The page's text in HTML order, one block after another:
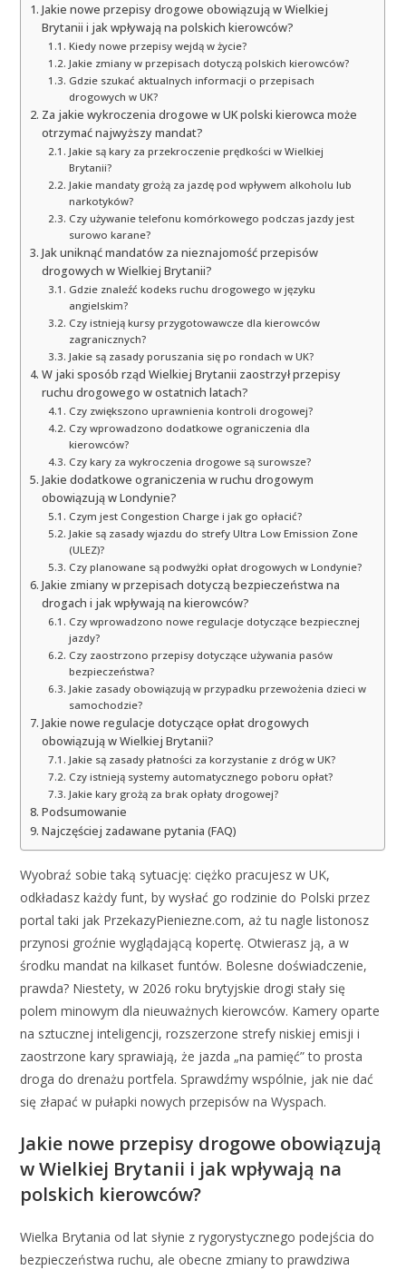
Jakie nowe przepisy drogowe obowiązują w Wielkiej
Brytanii i jak wpływają na polskich kierowców?
Kiedy nowe przepisy wejdą w życie?
Jakie zmiany w przepisach dotyczą polskich kierowców?
Gdzie szukać aktualnych informacji o przepisach
drogowych w UK?
Za jakie wykroczenia drogowe w UK polski kierowca może
otrzymać najwyższy mandat?
Jakie są kary za przekroczenie prędkości w Wielkiej
Brytanii?
Jakie mandaty grożą za jazdę pod wpływem alkoholu lub
narkotyków?
Czy używanie telefonu komórkowego podczas jazdy jest
surowo karane?
Jak uniknąć mandatów za nieznajomość przepisów
drogowych w Wielkiej Brytanii?
Gdzie znaleźć kodeks ruchu drogowego w języku
angielskim?
Czy istnieją kursy przygotowawcze dla kierowców
zagranicznych?
Jakie są zasady poruszania się po rondach w UK?
W jaki sposób rząd Wielkiej Brytanii zaostrzył przepisy
ruchu drogowego w ostatnich latach?
Czy zwiększono uprawnienia kontroli drogowej?
Czy wprowadzono dodatkowe ograniczenia dla
kierowców?
Czy kary za wykroczenia drogowe są surowsze?
Jakie dodatkowe ograniczenia w ruchu drogowym
obowiązują w Londynie?
Czym jest Congestion Charge i jak go opłacić?
Jakie są zasady wjazdu do strefy Ultra Low Emission Zone
(ULEZ)?
Czy planowane są podwyżki opłat drogowych w Londynie?
Jakie zmiany w przepisach dotyczą bezpieczeństwa na
drogach i jak wpływają na kierowców?
Czy wprowadzono nowe regulacje dotyczące bezpiecznej
jazdy?
Czy zaostrzono przepisy dotyczące używania pasów
bezpieczeństwa?
Jakie zasady obowiązują w przypadku przewożenia dzieci w
samochodzie?
Jakie nowe regulacje dotyczące opłat drogowych
obowiązują w Wielkiej Brytanii?
Jakie są zasady płatności za korzystanie z dróg w UK?
Czy istnieją systemy automatycznego poboru opłat?
Jakie kary grożą za brak opłaty drogowej?
Podsumowanie
Najczęściej zadawane pytania (FAQ)
Wyobraź sobie taką sytuację: ciężko pracujesz w UK,
odkładasz każdy funt, by wysłać go rodzinie do Polski przez
portal taki jak PrzekazyPieniezne.com, aż tu nagle listonosz
przynosi groźnie wyglądającą kopertę. Otwierasz ją, a w
środku mandat na kilkaset funtów. Bolesne doświadczenie,
prawda? Niestety, w 2026 roku brytyjskie drogi stały się
polem minowym dla nieuważnych kierowców. Kamery oparte
na sztucznej inteligencji, rozszerzone strefy niskiej emisji i
zaostrzone kary sprawiają, że jazda „na pamięć” to prosta
droga do drenażu portfela. Sprawdźmy wspólnie, jak nie dać
się złapać w pułapki nowych przepisów na Wyspach.
Jakie nowe przepisy drogowe obowiązują
w Wielkiej Brytanii i jak wpływają na
polskich kierowców?
Wielka Brytania od lat słynie z rygorystycznego podejścia do
bezpieczeństwa ruchu, ale obecne zmiany to prawdziwa